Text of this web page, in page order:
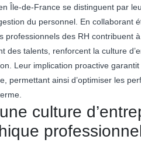
Île-de-France se distinguent par
du personnel. En collaborant
professionnels des RH contribuent
des talents, renforcent la culture
Leur implication proactive
permettant ainsi d’optimiser les
culture